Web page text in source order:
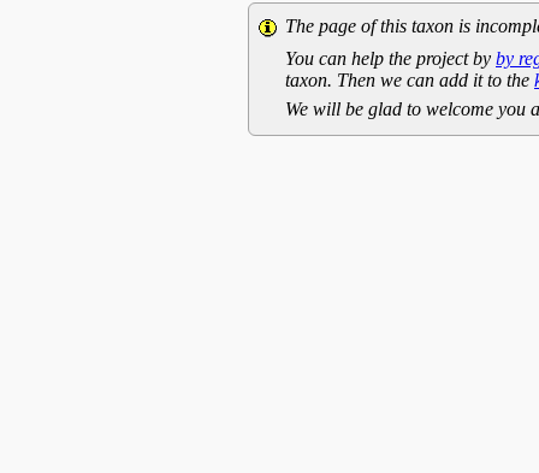
The page of this taxon is
You can help the project by by
taxon. Then we can add it to the
We will be glad to welcome